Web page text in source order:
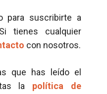
para suscribirte a
tienes cualquier
con nosotros.
que has leído el
la política de